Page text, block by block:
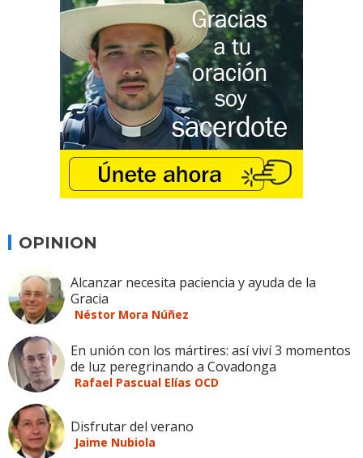
OPINION
Alcanzar necesita paciencia y ayuda de la
Gracia
Néstor Mora Núñez
En unión con los mártires: así viví 3 momentos
de luz peregrinando a Covadonga
Rafael Pascual Elías OCD
Disfrutar del verano
Jaime Nubiola